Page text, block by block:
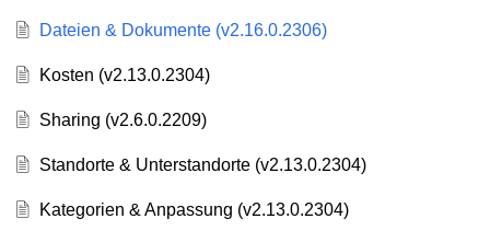
Dateien & Dokumente (v2.16.0.2306)
Kosten (v2.13.0.2304)
Sharing (v2.6.0.2209)
Standorte & Unterstandorte (v2.13.0.2304)
Kategorien & Anpassung (v2.13.0.2304)